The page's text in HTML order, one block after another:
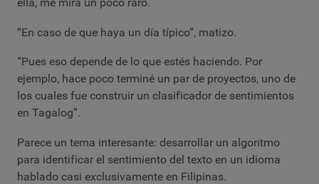
“En caso de que haya un día típico”, matizo.
“Pues eso depende de lo que estés haciendo. Por
ejemplo, hace poco terminé un par de proyectos, uno de
los cuales fue construir un clasificador de sentimientos
en Tagalog”.
Parece un tema interesante: desarrollar un algoritmo
para identificar el sentimiento del texto en un idioma
hablado casi exclusivamente en Filipinas.